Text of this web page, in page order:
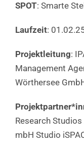
SPOT: Smarte
Laufzeit:
Projektleitung:
Management
Wörthersee
Research
mbH Studio